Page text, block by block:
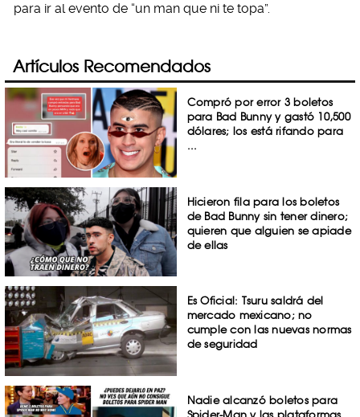
para ir al evento de “un man que ni te topa”.
Artículos Recomendados
Compró por error 3 boletos
para Bad Bunny y gastó 10,500
dólares; los está rifando para
...
Hicieron fila para los boletos
de Bad Bunny sin tener dinero;
quieren que alguien se apiade
de ellas
Es Oficial: Tsuru saldrá del
mercado mexicano; no
cumple con las nuevas normas
de seguridad
Nadie alcanzó boletos para